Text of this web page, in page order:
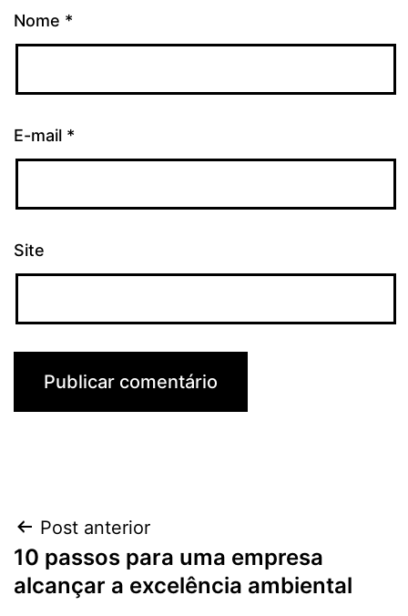
Nome *
E-mail *
Site
Navegação
de
Post anterior
10 passos para uma empresa
alcançar a excelência ambiental